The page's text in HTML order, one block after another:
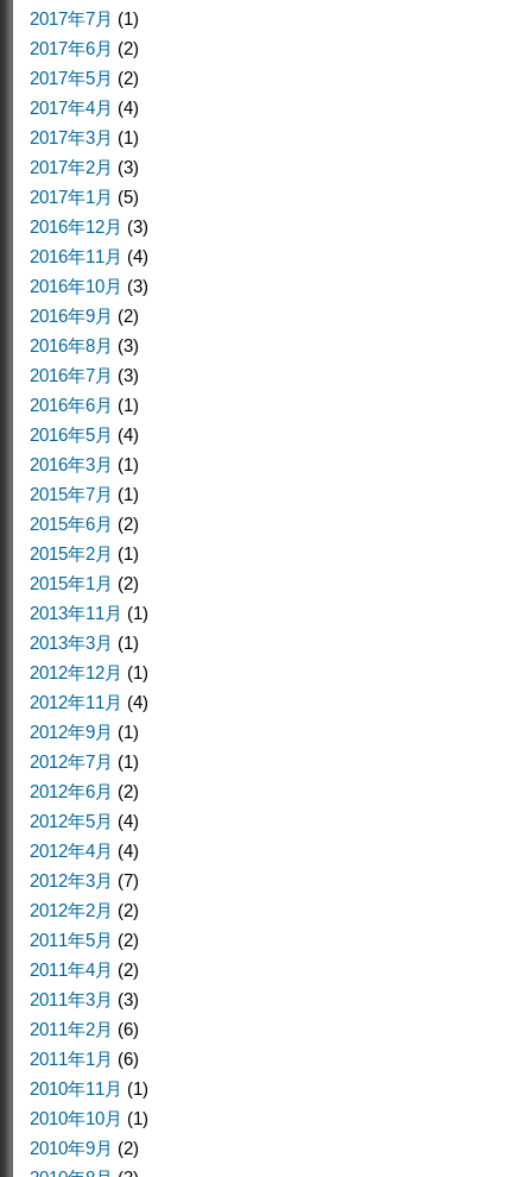
2017年7月 (1)
2017年6月 (2)
2017年5月 (2)
2017年4月 (4)
2017年3月 (1)
2017年2月 (3)
2017年1月 (5)
2016年12月 (3)
2016年11月 (4)
2016年10月 (3)
2016年9月 (2)
2016年8月 (3)
2016年7月 (3)
2016年6月 (1)
2016年5月 (4)
2016年3月 (1)
2015年7月 (1)
2015年6月 (2)
2015年2月 (1)
2015年1月 (2)
2013年11月 (1)
2013年3月 (1)
2012年12月 (1)
2012年11月 (4)
2012年9月 (1)
2012年7月 (1)
2012年6月 (2)
2012年5月 (4)
2012年4月 (4)
2012年3月 (7)
2012年2月 (2)
2011年5月 (2)
2011年4月 (2)
2011年3月 (3)
2011年2月 (6)
2011年1月 (6)
2010年11月 (1)
2010年10月 (1)
2010年9月 (2)